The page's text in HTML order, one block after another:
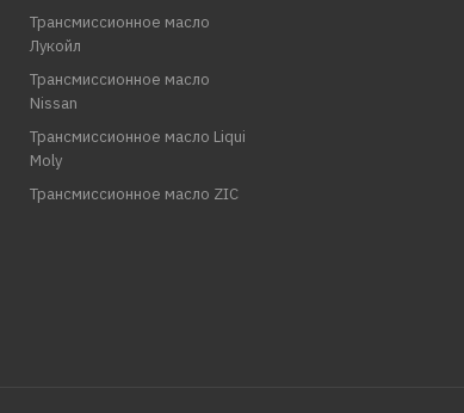
Трансмиссионное масло
Лукойл
Трансмиссионное масло
Nissan
Трансмиссионное масло Liqui
Moly
Трансмиссионное масло ZIC